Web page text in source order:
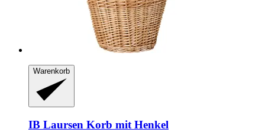
Warenkorb
IB Laursen Korb mit Henkel